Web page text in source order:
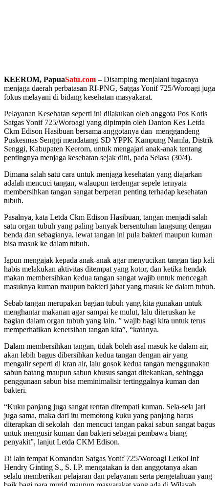
KEEROM, PapuaSatu.com – Disamping menjalani tugasnya
menjaga daerah perbatasan RI-PNG, Satgas Yonif 725/Woroagi juga
fokus melayani di bidang kesehatan masyakarat.
Pelayanan Kesehatan seperti ini dilakukan oleh anggota Pos Kotis
Satgas Yonif 725/Woroagi yang dipimpin oleh Danton Kes Letda
Ckm Edison Hasibuan bersama anggotanya dan menggandeng
Puskesmas Senggi mendatangi SD YPPK Kampung Namla, Distrik
Senggi, Kabupaten Keerom, untuk mengajari anak-anak tentang
pentingnya menjaga kesehatan sejak dini, pada Selasa (30/4).
Dimana salah satu cara untuk menjaga kesehatan yang diajarkan
adalah mencuci tangan, walaupun terdengar sepele ternyata
membersihkan tangan sangat berperan penting terhadap kesehatan
tubuh.
Pasalnya, kata Letda Ckm Edison Hasibuan, tangan menjadi salah
satu organ tubuh yang paling banyak bersentuhan langsung dengan
benda dan sebagianya, lewat tangan ini pula bakteri maupun kuman
bisa masuk ke dalam tubuh.
Iapun mengajak kepada anak-anak agar menyucikan tangan tiap kali
habis melakukan aktivitas ditempat yang kotor, dan ketika hendak
makan membersihkan kedua tangan sangat wajib untuk mencegah
masuknya kuman maupun bakteri jahat yang masuk ke dalam tubuh.
Sebab tangan merupakan bagian tubuh yang kita gunakan untuk
menghantar makanan agar sampai ke mulut, lalu diteruskan ke
bagian dalam organ tubuh yang lain. ” wajib bagi kita untuk terus
memperhatikan kenersihan tangan kita”, “katanya.
Dalam membersihkan tangan, tidak boleh asal masuk ke dalam air,
akan lebih bagus dibersihkan kedua tangan dengan air yang
mengalir seperti di kran air, lalu gosok kedua tangan menggunakan
sabun batang maupun sabun khusus sangat ditekankan, sehingga
penggunaan sabun bisa meminimalisir tertinggalnya kuman dan
bakteri.
“Kuku panjang juga sangat rentan ditempati kuman. Sela-sela jari
juga sama, maka dari itu memotong kuku yang panjang harus
diterapkan di sekolah dan mencuci tangan pakai sabun sangat bagus
untuk mengusir kuman dan bakteri sebagai pembawa biang
penyakit”, lanjut Letda CKM Edison.
Di lain tempat Komandan Satgas Yonif 725/Woroagi Letkol Inf
Hendry Ginting S., S. I.P. mengatakan ia dan anggotanya akan
selalu memberikan pelajaran dan pelayanan serta pengetahuan yang